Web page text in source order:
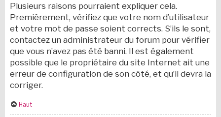
Plusieurs raisons pourraient expliquer cela.
Premièrement, vérifiez que votre nom d’utilisateur
et votre mot de passe soient corrects. S’ils le sont,
contactez un administrateur du forum pour vérifier
que vous n’avez pas été banni. Il est également
possible que le propriétaire du site Internet ait une
erreur de configuration de son côté, et qu’il devra la
corriger.
Haut